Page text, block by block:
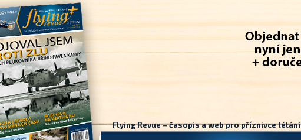
Flying Revue – časopis a web pro příznivce létání